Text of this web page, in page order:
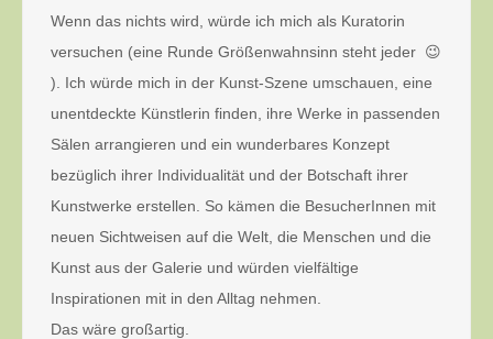
Wenn das nichts wird, würde ich mich als Kuratorin
versuchen (eine Runde Größenwahnsinn steht jeder 😉
). Ich würde mich in der Kunst-Szene umschauen, eine
unentdeckte Künstlerin finden, ihre Werke in passenden
Sälen arrangieren und ein wunderbares Konzept
bezüglich ihrer Individualität und der Botschaft ihrer
Kunstwerke erstellen. So kämen die BesucherInnen mit
neuen Sichtweisen auf die Welt, die Menschen und die
Kunst aus der Galerie und würden vielfältige
Inspirationen mit in den Alltag nehmen.
Das wäre großartig.